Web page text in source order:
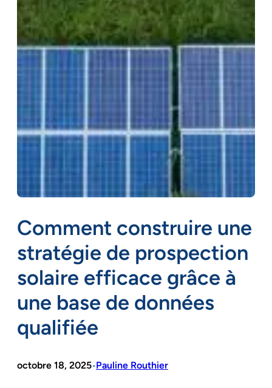
Comment construire une
stratégie de prospection
solaire efficace grâce à
une base de données
qualifiée
octobre 18, 2025•Pauline Routhier